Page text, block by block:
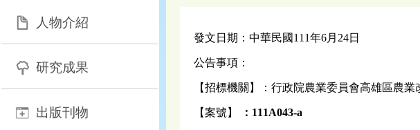
人物介紹
研究成果
出版刊物
發文日期：中華民國111年6月24日
公告事項：
【招標機關】：行政院農業委員會高雄區農業
【案號】 ：111A043-a